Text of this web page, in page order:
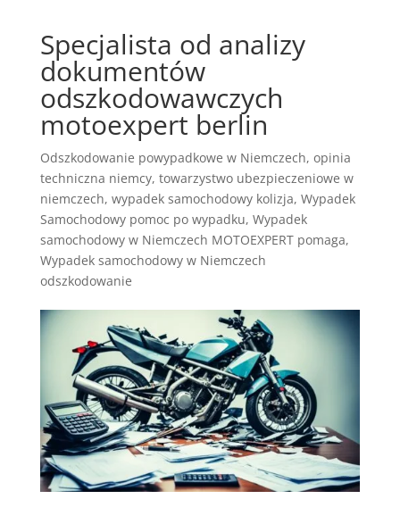
Specjalista od analizy
dokumentów
odszkodowawczych
motoexpert berlin
Odszkodowanie powypadkowe w Niemczech, opinia
techniczna niemcy, towarzystwo ubezpieczeniowe w
niemczech, wypadek samochodowy kolizja, Wypadek
Samochodowy pomoc po wypadku, Wypadek
samochodowy w Niemczech MOTOEXPERT pomaga,
Wypadek samochodowy w Niemczech
odszkodowanie